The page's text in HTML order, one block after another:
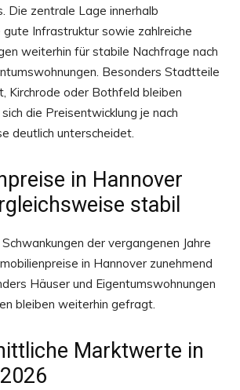
Die zentrale Lage innerhalb
gute Infrastruktur sowie zahlreiche
weiterhin für stabile Nachfrage nach
Besonders Stadtteile
Kirchrode oder Bothfeld bleiben
die Preisentwicklung je nach
deutlich unterscheidet.
in Hannover
stabil
der vergangenen Jahre
in Hannover zunehmend
Häuser und Eigentumswohnungen
bleiben weiterhin gefragt.
Marktwerte in